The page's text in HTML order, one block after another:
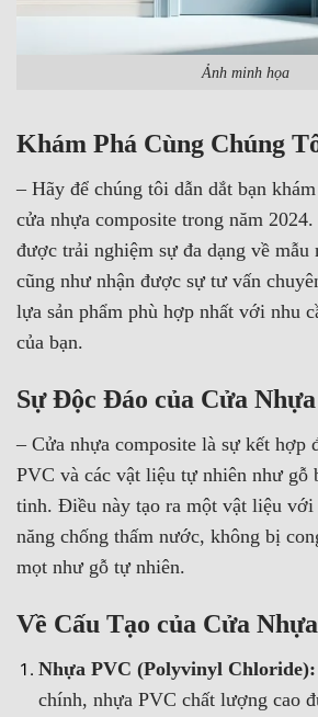
Ảnh minh họa
Khám Phá Cùng Chúng
– Hãy để chúng tôi dẫn dắt bạn
cửa nhựa composite trong năm
được trải nghiệm sự đa dạng về mẫu
cũng như nhận được sự tư vấn
lựa sản phẩm phù hợp nhất với nhu
của bạn.
Sự Độc Đáo của Cửa
– Cửa nhựa composite là sự kết hợp
PVC và các vật liệu tự nhiên như gỗ
tinh. Điều này tạo ra một vật liệu với
năng chống thấm nước, không bị
mọt như gỗ tự nhiên.
Về Cấu Tạo của Cửa
Nhựa PVC (Polyvinyl Chloride):
chính, nhựa PVC chất lượng cao